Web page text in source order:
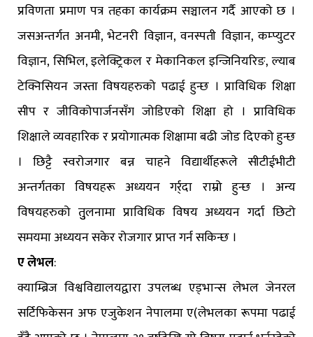
प्रविणता प्रमाण पत्र तहका कार्यक्रम सञ्चालन गर्दै आएको छ ।
जसअन्तर्गत अनमी, भेटनरी विज्ञान, वनस्पती विज्ञान, कम्प्युटर
विज्ञान, सिभिल, इलेक्ट्रिकल र मेकानिकल इन्जिनियरिङ, ल्याब
टेक्निसियन जस्ता विषयहरुको पढाई हुन्छ । प्राविधिक शिक्षा
सीप र जीविकोपार्जनसँग जोडिएको शिक्षा हो । प्राविधिक
शिक्षाले व्यवहारिक र प्रयोगात्मक शिक्षामा बढी जोड दिएको हुन्छ
। छिट्टै स्वरोजगार बन्न चाहने विद्यार्थीहरूले सीटीईभीटी
अन्तर्गतका विषयहरू अध्ययन गर्र्दा राम्रो हुन्छ । अन्य
विषयहरुको तुुलनामा प्राविधिक विषय अध्ययन गर्दा छिटो
समयमा अध्ययन सकेर रोजगार प्राप्त गर्न सकिन्छ ।
ए लेभल:
क्याम्ब्रिज विश्वविद्यालयद्वारा उपलब्ध एड्भान्स लेभल जेनरल
सर्टिफिकेसन अफ एजुकेशन नेपालमा ए(लेभलका रूपमा पढाई